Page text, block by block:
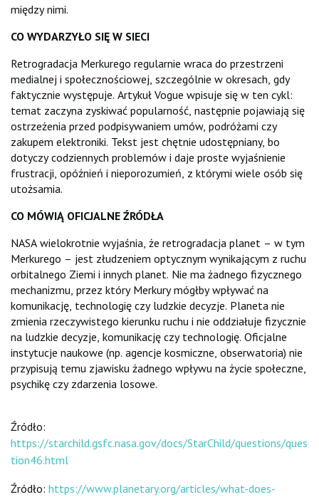
między nimi.
CO WYDARZYŁO SIĘ W SIECI
Retrogradacja Merkurego regularnie wraca do przestrzeni
medialnej i społecznościowej, szczególnie w okresach, gdy
faktycznie występuje. Artykuł Vogue wpisuje się w ten cykl:
temat zaczyna zyskiwać popularność, następnie pojawiają się
ostrzeżenia przed podpisywaniem umów, podróżami czy
zakupem elektroniki. Tekst jest chętnie udostępniany, bo
dotyczy codziennych problemów i daje proste wyjaśnienie
frustracji, opóźnień i nieporozumień, z którymi wiele osób się
utożsamia.
CO MÓWIĄ OFICJALNE ŹRÓDŁA
NASA wielokrotnie wyjaśnia, że retrogradacja planet – w tym
Merkurego – jest złudzeniem optycznym wynikającym z ruchu
orbitalnego Ziemi i innych planet. Nie ma żadnego fizycznego
mechanizmu, przez który Merkury mógłby wpływać na
komunikację, technologię czy ludzkie decyzje. Planeta nie
zmienia rzeczywistego kierunku ruchu i nie oddziałuje fizycznie
na ludzkie decyzje, komunikację czy technologię. Oficjalne
instytucje naukowe (np. agencje kosmiczne, obserwatoria) nie
przypisują temu zjawisku żadnego wpływu na życie społeczne,
psychikę czy zdarzenia losowe.
Źródło:
https://starchild.gsfc.nasa.gov/docs/StarChild/questions/ques
tion46.html
Źródło: https://www.planetary.org/articles/what-does-